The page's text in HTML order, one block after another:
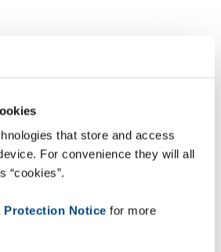
that store and access
For convenience they will all
“cookies”.
Protection Notice for more